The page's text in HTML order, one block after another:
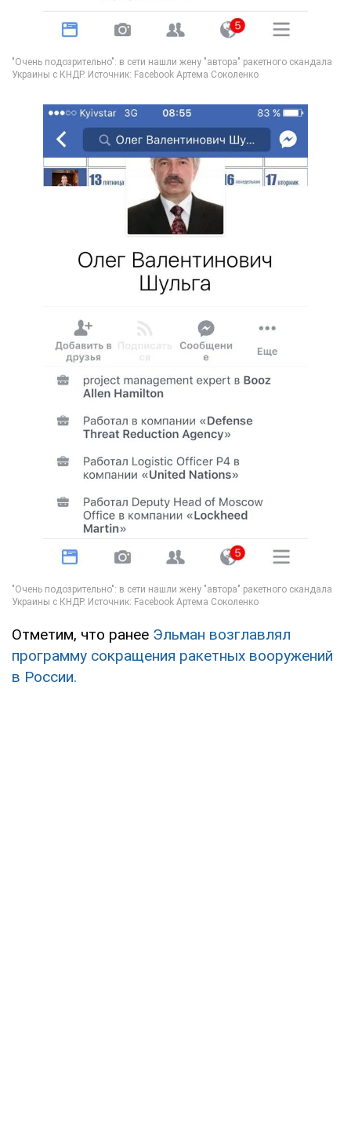
Отметим, что ранее Эльман возглавлял
программу сокращения ракетных вооружений
в России.